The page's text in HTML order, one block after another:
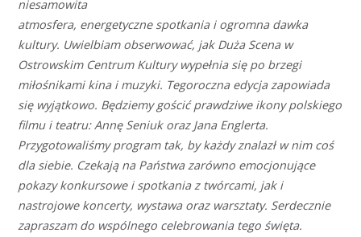
niesamowita
atmosfera, energetyczne spotkania i ogromna dawka
kultury. Uwielbiam obserwować, jak Duża Scena w
Ostrowskim Centrum Kultury wypełnia się po brzegi
miłośnikami kina i muzyki. Tegoroczna edycja zapowiada
się wyjątkowo. Będziemy gościć prawdziwe ikony polskiego
filmu i teatru: Annę Seniuk oraz Jana Englerta.
Przygotowaliśmy program tak, by każdy znalazł w nim coś
dla siebie. Czekają na Państwa zarówno emocjonujące
pokazy konkursowe i spotkania z twórcami, jak i
nastrojowe koncerty, wystawa oraz warsztaty. Serdecznie
zapraszam do wspólnego celebrowania tego święta.